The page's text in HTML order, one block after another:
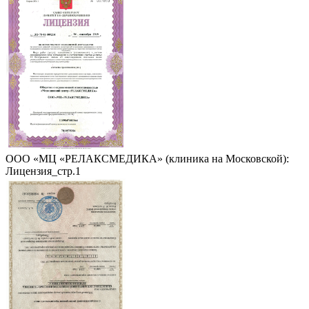
ООО «МЦ «РЕЛАКСМЕДИКА» (клиника на Московской):
Лицензия_стр.1